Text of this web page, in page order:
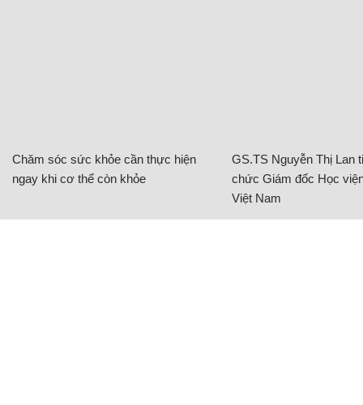
Chăm sóc sức khỏe cần thực hiện
ngay khi cơ thể còn khỏe
GS.TS Nguyễn Thị Lan
chức Giám đốc Học
Việt Nam